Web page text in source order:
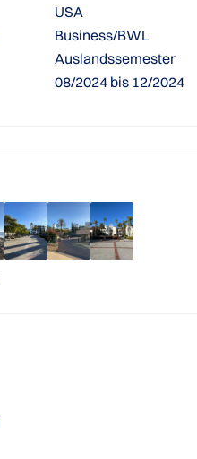
USA
Business/BWL
Auslandssemester
08/2024 bis 12/2024